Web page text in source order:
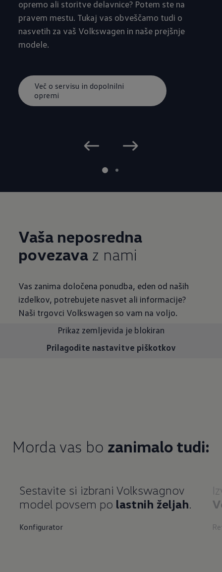
opremo ali storitve delavnice? Potem ste na
pravem mestu. Tukaj vas obveščamo tudi o
nasvetih za vaš Volkswagen in naše prejšnje
modele.
Več o servisu in dopolnilni
opremi
Vaša neposredna
povezava z nami
Vas zanima določena ponudba, eden od naših
izdelkov, potrebujete nasvet ali informacije?
Naši trgovci Volkswagen so vam na voljo.
Prikaz zemljevida je blokiran
Prilagodite nastavitve piškotkov
Morda vas bo zanimalo tudi:
Sestavite si izbrani Volkswagnov
model povsem po lastnih željah.
Konfigurator